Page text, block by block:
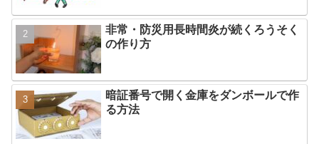
非常・防災用長時間炎が続くろうそく
の作り方
暗証番号で開く金庫をダンボールで作
る方法